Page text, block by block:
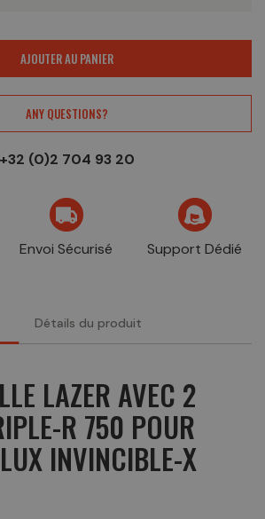
AJOUTER AU PANIER
ANY QUESTIONS?
+32 (0)2 704 93 20
Envoi Sécurisé Support Dédié
Détails du produit
LAZER AVEC 2
R 750 POUR
INVINCIBLE-X